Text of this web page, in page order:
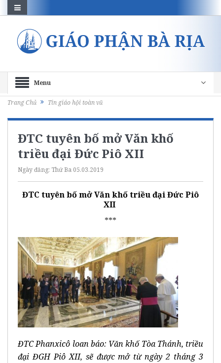
Menu
Trang Chủ Tin giáo hội toàn vũ
ĐTC tuyên bố mở Văn khố
triều đại Đức Piô XII
Ngày đăng: Thứ Ba 05.03.2019
ĐTC tuyên bố mở Văn khố triều đại Đức Piô
XII
***
ĐTC Phanxicô loan báo: Văn khố Tòa Thánh, triều
đại ĐGH Piô XII, sẽ được mở từ ngày 2 tháng 3